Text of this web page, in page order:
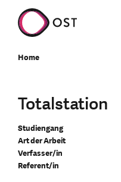
Home
Totalstation
Studiengang
Art der Arbeit
Verfasser/in
Referent/in